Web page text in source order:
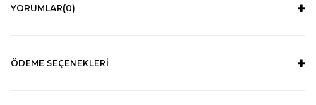
YORUMLAR(0)
ÖDEME SEÇENEKLERI